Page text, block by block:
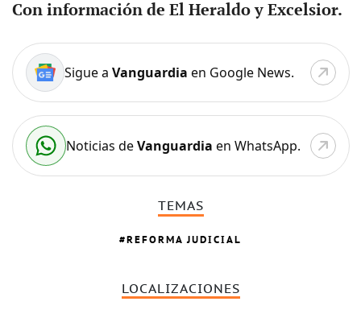
Con información de El Heraldo y Excelsior.
Sigue a Vanguardia en Google News.
Noticias deVanguardia en WhatsApp.
TEMAS
REFORMA JUDICIAL
LOCALIZACIONES